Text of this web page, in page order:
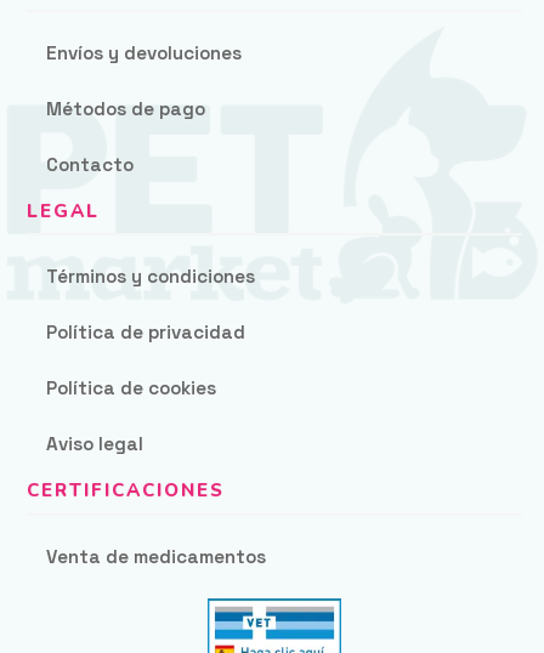
Envíos y devoluciones
Métodos de pago
Contacto
Términos y condiciones
Política de privacidad
Política de cookies
Aviso legal
Venta de medicamentos